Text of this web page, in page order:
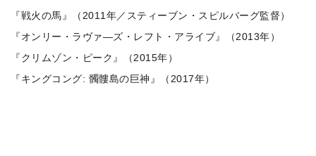
『戦火の馬』（2011年／スティーブン・スピルバーグ監督）
『オンリー・ラヴァ―ズ・レフト・アライブ』（2013年）
『クリムゾン・ピーク』（2015年）
『キングコング: 髑髏島の巨神』（2017年）